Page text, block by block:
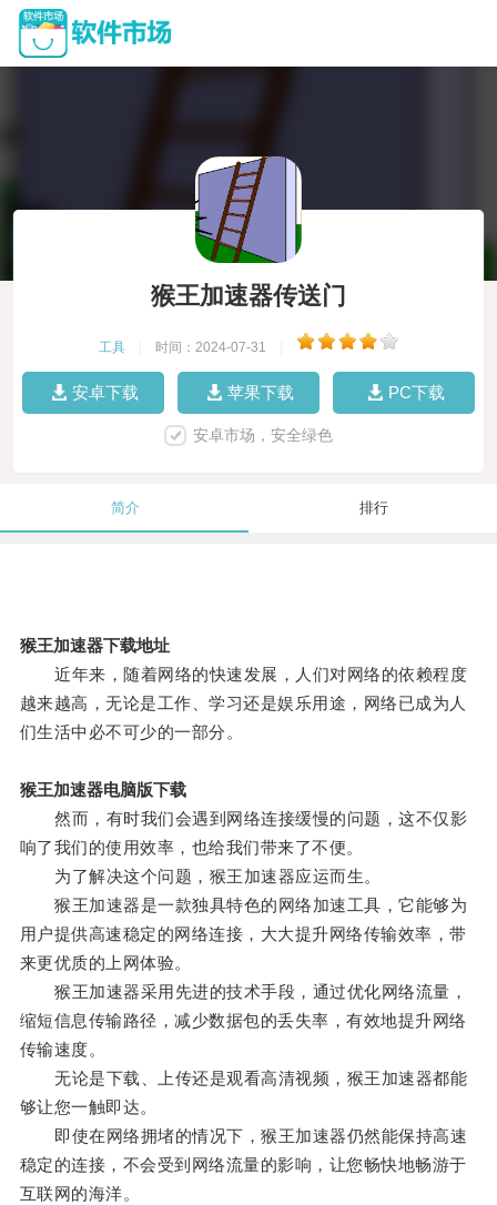
猴王加速器传送门
工具 时间：2024-07-31
安卓下载 苹果下载 PC下载
安卓市场，安全绿色
简介 排行
猴王加速器下载地址
近年来，随着网络的快速发展，人们对网络的依赖程度
越来越高，无论是工作、学习还是娱乐用途，网络已成为人
们生活中必不可少的一部分。
猴王加速器电脑版下载
然而，有时我们会遇到网络连接缓慢的问题，这不仅影
响了我们的使用效率，也给我们带来了不便。
为了解决这个问题，猴王加速器应运而生。
猴王加速器是一款独具特色的网络加速工具，它能够为
用户提供高速稳定的网络连接，大大提升网络传输效率，带
来更优质的上网体验。
猴王加速器采用先进的技术手段，通过优化网络流量，
缩短信息传输路径，减少数据包的丢失率，有效地提升网络
传输速度。
无论是下载、上传还是观看高清视频，猴王加速器都能
够让您一触即达。
即使在网络拥堵的情况下，猴王加速器仍然能保持高速
稳定的连接，不会受到网络流量的影响，让您畅快地畅游于
互联网的海洋。